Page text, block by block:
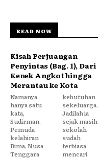
READ NOW
Kisah Perjuangan
Penyintas (Bag. 1), Dari
Kenek Angkot hingga
Merantau ke Kota
Namanya
hanya satu
kata,
Sudirman.
Pemuda
kelahiran
Bima, Nusa
Tenggara
kebutuhan
sekeluarga.
Jadilah ia
sejak masih
sekolah
sudah
terbiasa
mencari